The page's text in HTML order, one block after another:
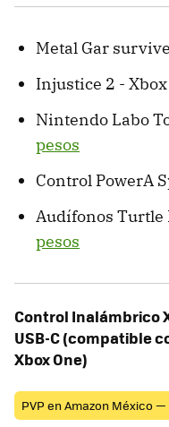
Metal Gar
Injustice 2 -
Nintendo Labo
pesos
Control PowerA
Audífonos Turtle
pesos
Control Inalámbrico
USB-C (compatible
Xbox One)
PVP en Amazon México —